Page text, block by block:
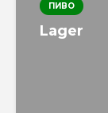
ПИВО
Lager